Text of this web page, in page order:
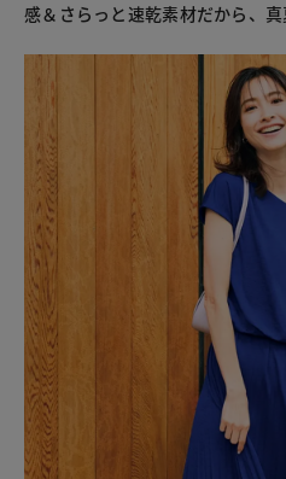
感＆さらっと速乾素材だから、真